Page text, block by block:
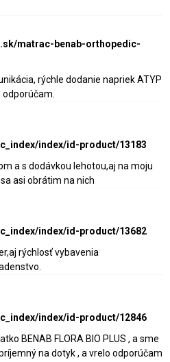
matrac-benab-orthopedic-
rýchle dodanie napriek ATYP
index/id-product/13183
a s dodávkou lehotou,aj na moju
asi obrátim na nich
index/id-product/13682
rýchlosť vybavenia
index/id-product/12846
BENAB FLORA BIO PLUS , a sme
na dotyk , a vrelo odporúčam